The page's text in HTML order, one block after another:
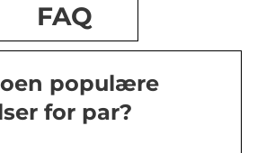
FAQ
populære
for par?